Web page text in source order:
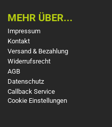
MEHR ÜBER...
Impressum
Kontakt
Versand & Bezahlung
Widerrufsrecht
AGB
Datenschutz
Callback Service
Cookie Einstellungen